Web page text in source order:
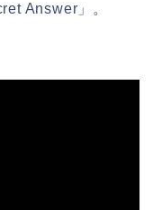
Answer」。